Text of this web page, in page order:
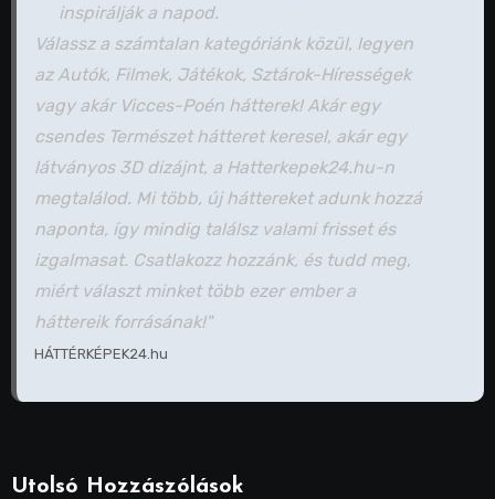
inspirálják a napod.
Válassz a számtalan kategóriánk közül, legyen
az Autók, Filmek, Játékok, Sztárok-Hírességek
vagy akár Vicces-Poén hátterek! Akár egy
csendes Természet hátteret keresel, akár egy
látványos 3D dizájnt, a Hatterkepek24.hu-n
megtalálod. Mi több, új háttereket adunk hozzá
naponta, így mindig találsz valami frisset és
izgalmasat. Csatlakozz hozzánk, és tudd meg,
miért választ minket több ezer ember a
háttereik forrásának!"
HÁTTÉRKÉPEK24.hu
Utolsó Hozzászólások